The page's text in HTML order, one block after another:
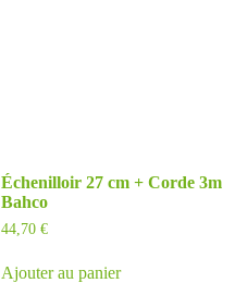
Échenilloir 27 cm + Corde 3m
Bahco
44,70 €
Ajouter au panier